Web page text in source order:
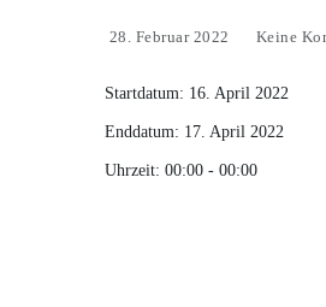
28. Februar 2022 Keine
Startdatum: 16. April 2022
Enddatum: 17. April 2022
Uhrzeit: 00:00 - 00:00